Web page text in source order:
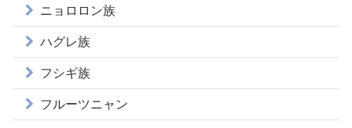
ニョロロン族
ハグレ族
フシギ族
フルーツニャン